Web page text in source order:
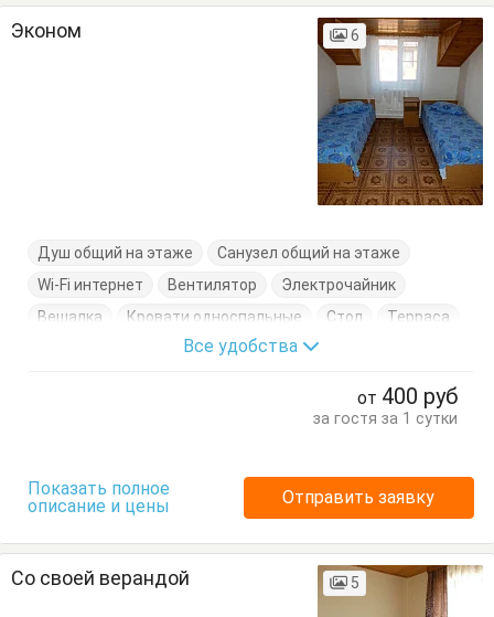
Эконом 6
Душ общий на этаже
Санузел общий на этаже
Wi-Fi интернет
Вентилятор
Электрочайник
Вешалка
Кровати односпальные Стол
Терраса
Все удобства
от 400 руб
за гостя за 1 сутки
Показать полное
описание и цены
Отправить заявку
Со своей верандой 5